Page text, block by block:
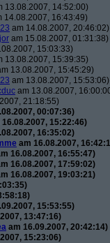
13.08.2007, 14:52:00)
14.08.2007, 16:43:49)
am 14.08.2007, 20:46:02)
am 15.08.2007, 01:31:38)
15:03:33)
13.08.2007, 15:39:35)
13.08.2007, 15:45:29)
am 13.08.2007, 15:53:06)
am 13.08.2007,
21:18:55)
00:07:36)
16.08.2007, 15:22:46)
16:35:02)
am 16.08.2007,
16.08.2007, 16:55:47)
16.08.2007, 17:59:02)
16.08.2007, 19:03:21)
15:53:55)
13:47:16)
am 16.09.2007, 20:42:14)
15:23:06)